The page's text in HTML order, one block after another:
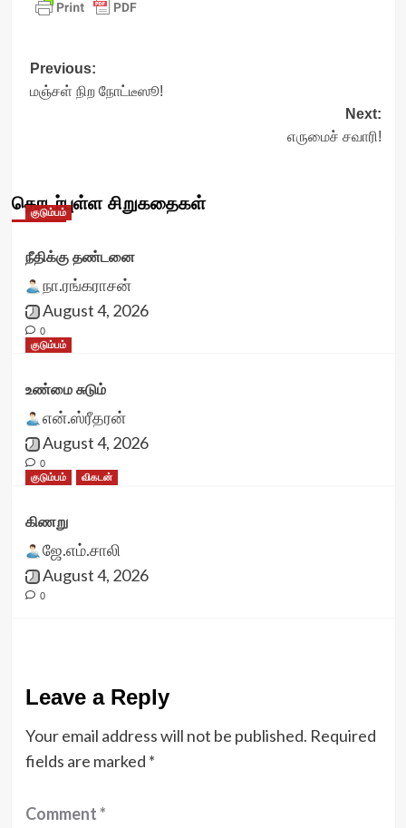
Post
navigation
Previous:
மஞ்சள் நிற நோட்டீஸூ!
Next:
எருமைச் சவாரி!
தொடர்புள்ள சிறுகதைகள்
குடும்பம்
நீதிக்கு தண்டனை
நா.ரங்கராசன்
August 4, 2026
0
குடும்பம்
உண்மை சுடும்
என்.ஸ்ரீதரன்
August 4, 2026
0
குடும்பம்
விகடன்
கிணறு
ஜே.எம்.சாலி
August 4, 2026
0
Leave a Reply
Your email address will not be published. Required
fields are marked *
Comment*